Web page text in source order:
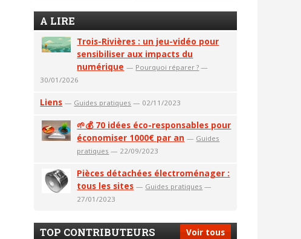
A LIRE
Trois-Rivières : un jeu-vidéo pour
sensibiliser aux impacts du
numérique — Pourquoi réparer ? —
30/01/2026
Liens — Guides pratiques — 02/11/2023
🌱💰 70 idées éco-responsables pour
économiser 1000€ par an — Guides
pratiques — 22/09/2023
Pièces détachées électroménager :
tous les sites — Guides pratiques —
27/01/2023
Voir tous
TOP CONTRIBUTEURS